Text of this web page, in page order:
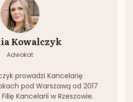
Kowalczyk
Adwokat
prowadzi Kancelarię
pod Warszawą od 2017
Kancelarii w Rzeszowie.